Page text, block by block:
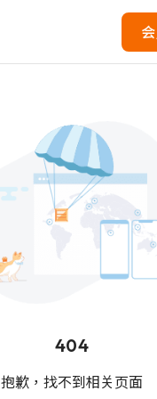
404
抱歉，找不到相关页面